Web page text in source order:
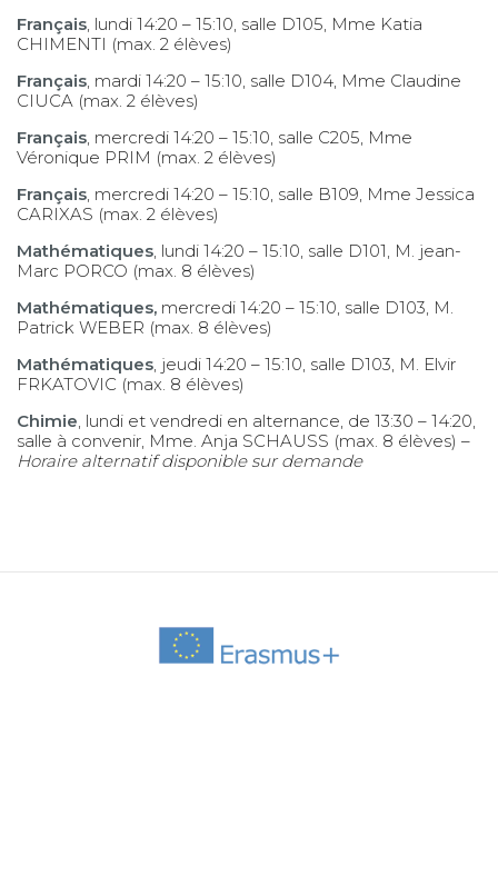
Français, lundi 14:20 – 15:10, salle D105, Mme Katia
CHIMENTI (max. 2 élèves)
Français, mardi 14:20 – 15:10, salle D104, Mme Claudine
CIUCA (max. 2 élèves)
Français, mercredi 14:20 – 15:10, salle C205, Mme
Véronique PRIM (max. 2 élèves)
Français, mercredi 14:20 – 15:10, salle B109, Mme Jessica
CARIXAS (max. 2 élèves)
Mathématiques, lundi 14:20 – 15:10, salle D101, M. jean-
Marc PORCO (max. 8 élèves)
Mathématiques, mercredi 14:20 – 15:10, salle D103, M.
Patrick WEBER (max. 8 élèves)
Mathématiques, jeudi 14:20 – 15:10, salle D103, M. Elvir
FRKATOVIC (max. 8 élèves)
Chimie, lundi et vendredi en alternance, de 13:30 – 14:20,
salle à convenir, Mme. Anja SCHAUSS (max. 8 élèves) –
Horaire alternatif disponible sur demande